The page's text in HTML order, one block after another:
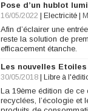
Pose d’un hublot
16/05/2022 Electricité
Afin d’éclairer une
reste la solution de
efficacement étanche.
Les nouvelles
30/05/2018 Libre à
La 19ème édition de ce
recyclées, l’écologie et